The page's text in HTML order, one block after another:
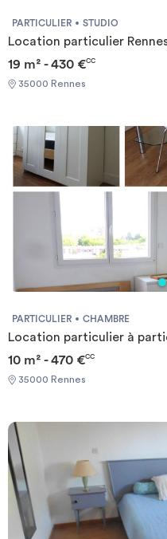
PARTICULIER STUDIO
Location particulier
19 m² - 430 €CC
35000 Rennes
PARTICULIER CHAMBRE
Location particulier à
10 m² - 470 €CC
35000 Rennes